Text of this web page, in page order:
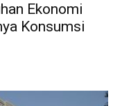
Ekonomi
Konsumsi